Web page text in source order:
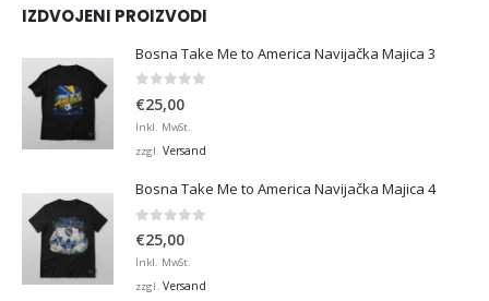
IZDVOJENI PROIZVODI
Bosna Take Me to America Navijačka Majica 3
€25,00
Inkl. MwSt.
zzgl. Versand
Bosna Take Me to America Navijačka Majica 4
0 von 5
€25,00
Inkl. MwSt.
zzgl. Versand